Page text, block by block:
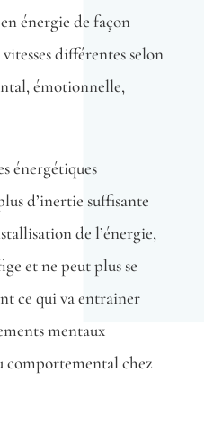
énergie de façon
différentes selon
émotionnelle,
énergétiques
d’inertie suffisante
de l’énergie,
et ne peut plus se
ce qui va entrainer
mentaux
comportemental chez